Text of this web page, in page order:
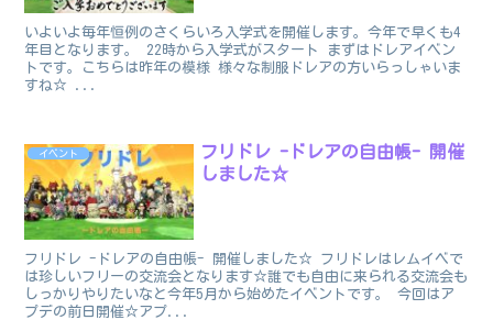
いよいよ毎年恒例のさくらいろ入学式を開催します。今年で早くも4
年目となります。 22時から入学式がスタート まずはドレアイベン
トです。こちらは昨年の模様 様々な制服ドレアの方いらっしゃいま
すね☆ ...
イベント
フリドレ -ドレアの自由帳- 開催
しました☆
フリドレ -ドレアの自由帳- 開催しました☆ フリドレはレムイベで
は珍しいフリーの交流会となります☆誰でも自由に来られる交流会も
しっかりやりたいなと今年5月から始めたイベントです。 今回はア
プデの前日開催☆アプ...